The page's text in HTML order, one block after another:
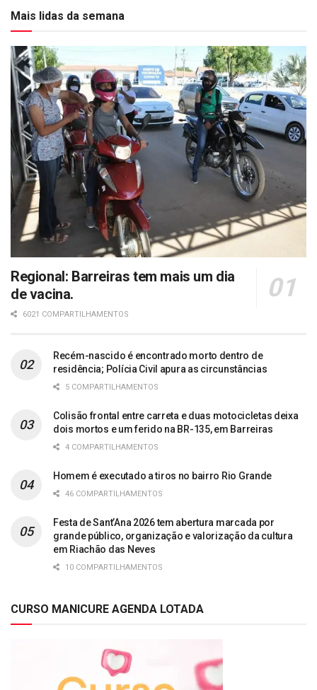
Mais lidas da semana
Regional: Barreiras tem mais um dia
de vacina.
6021 COMPARTILHAMENTOS
Recém-nascido é encontrado morto dentro de
residência; Polícia Civil apura as circunstâncias
5 COMPARTILHAMENTOS
Colisão frontal entre carreta e duas motocicletas deixa
dois mortos e um ferido na BR-135, em Barreiras
4 COMPARTILHAMENTOS
Homem é executado a tiros no bairro Rio Grande
46 COMPARTILHAMENTOS
Festa de Sant’Ana 2026 tem abertura marcada por
grande público, organização e valorização da cultura
em Riachão das Neves
10 COMPARTILHAMENTOS
CURSO MANICURE AGENDA LOTADA